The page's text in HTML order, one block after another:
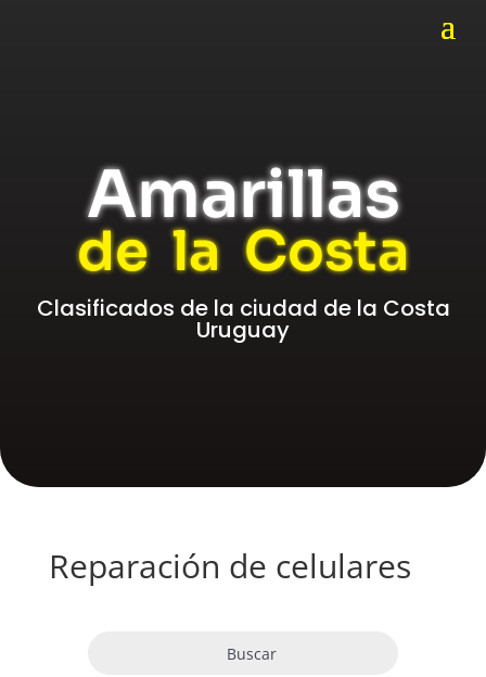
Amarillas
de la Costa
Clasificados de la ciudad de la Costa
Uruguay
Reparación de celulares
Buscar